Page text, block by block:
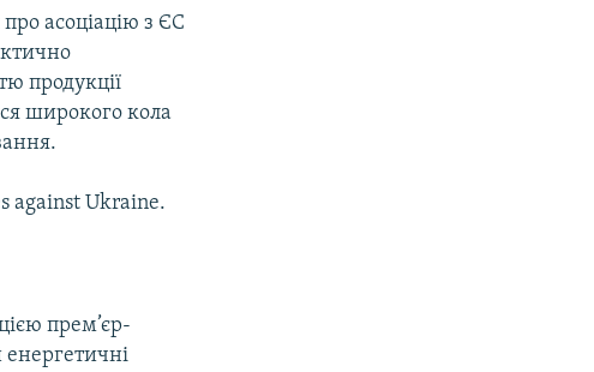
асоціацію з ЄС
продукції
широкого кола
against Ukraine.
прем’єр-
енергетичні